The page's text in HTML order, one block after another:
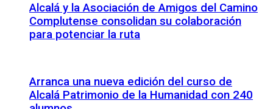
Alcalá y la Asociación de Amigos del Camino
Complutense consolidan su colaboración
para potenciar la ruta
Arranca una nueva edición del curso de
Alcalá Patrimonio de la Humanidad con 240